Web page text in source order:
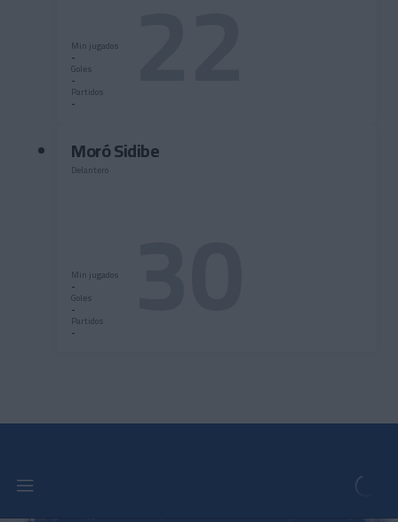
Min jugados
-
Goles
-
Partidos
-
Moró Sidibe
Delantero
Min jugados
-
Goles
-
Partidos
-